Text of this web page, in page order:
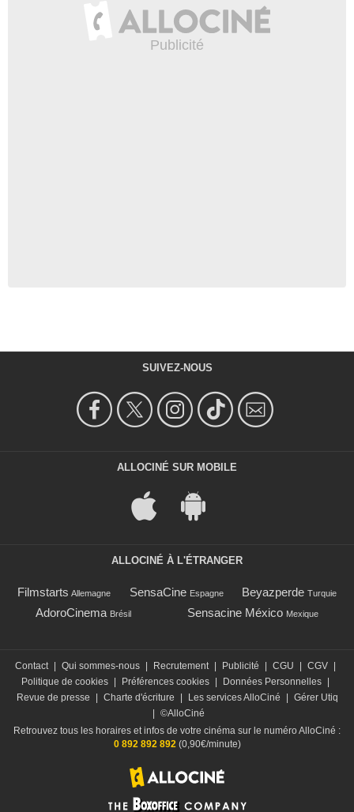
SUIVEZ-NOUS
ALLOCINÉ SUR MOBILE
ALLOCINÉ À L'ÉTRANGER
Filmstarts Allemagne SensaCine Espagne Beyazperde Turquie
AdoroCinema Brésil Sensacine México Mexique
Contact Qui sommes-nous Recrutement Publicité CGU CGV
Politique de cookies
Préférences cookies Données Personnelles
Revue de presse
Charte d'écriture Les services AlloCiné
Gérer Utiq
©AlloCiné
Retrouvez tous les horaires et infos de votre cinéma sur le numéro AlloCiné :
0 892 892 892(0,90€/minute)